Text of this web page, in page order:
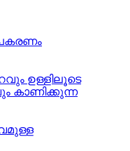
ഉള്ളിലൂടെ
കാണിക്കുന്ന